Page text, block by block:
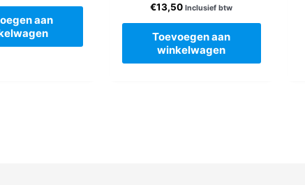
aan
€13,50 Inclusief btw
Toevoegen aan
winkelwagen